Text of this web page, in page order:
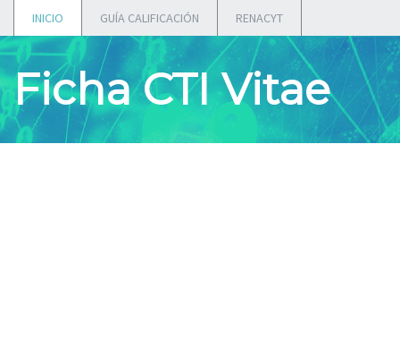
INICIO GUÍA CALIFICACIÓN RENACYT
Ficha CTI Vitae